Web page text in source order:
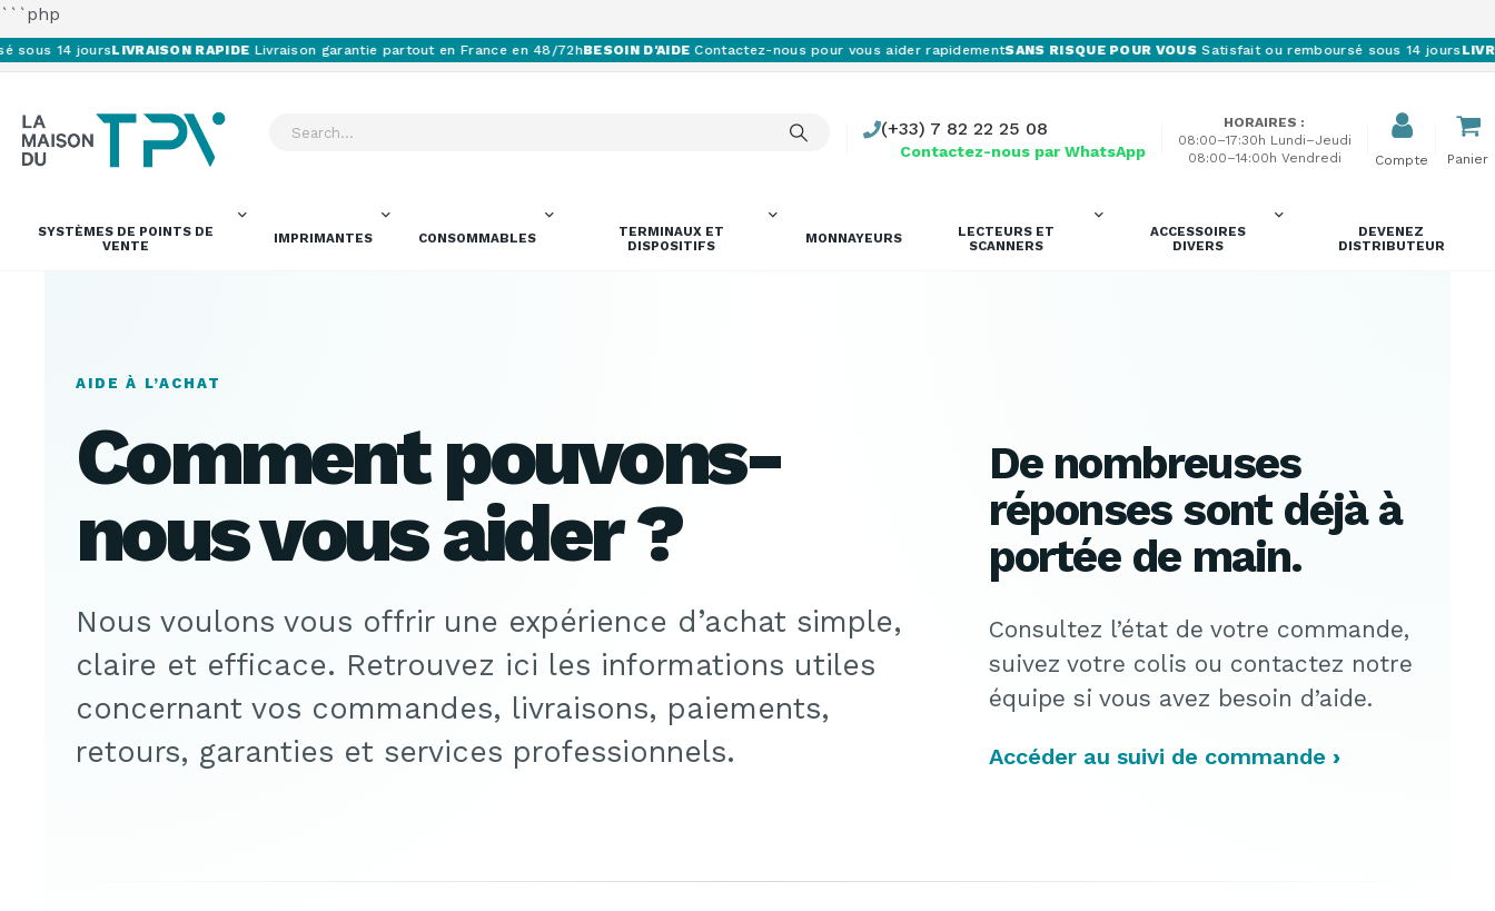
```php
14 joursLIVRAISON RAPIDELivraison garantie partout en France en 48/72hBESOIN D'AIDEContactez-nous pour vous aider rapidementSANS RISQUE POUR VOUSSatisfait ou remboursé sous 14 jours
(+33) 7 82 22 25 08
Contactez-nous par WhatsApp
HORAIRES :
08:00–17:30h Lundi–Jeudi
08:00–14:00h Vendredi
Compte Panier
SYSTÈMES DE POINTS DE
VENTE
IMPRIMANTES CONSOMMABLES
TERMINAUX ET
DISPOSITIFS
MONNAYEURS
LECTEURS ET
SCANNERS
ACCESSOIRES
DIVERS
DEVENEZ
DISTRIBUTEUR
AIDE À L’ACHAT
Comment pouvons-
nous vous aider ?
Nous voulons vous offrir une expérience d’achat simple,
claire et efficace. Retrouvez ici les informations utiles
concernant vos commandes, livraisons, paiements,
retours, garanties et services professionnels.
De nombreuses
réponses sont déjà à
portée de main.
Consultez l’état de votre commande,
suivez votre colis ou contactez notre
équipe si vous avez besoin d’aide.
Accéder au suivi de commande